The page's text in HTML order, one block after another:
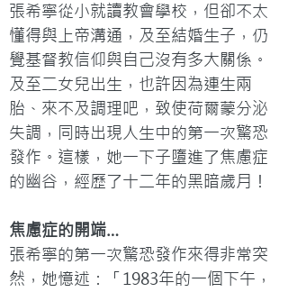
張希寧從小就讀教會學校，但卻不太
懂得與上帝溝通，及至結婚生子，仍
覺基督教信仰與自己沒有多大關係。
及至二女兒出生，也許因為連生兩
胎、來不及調理吧，致使荷爾蒙分泌
失調，同時出現人生中的第一次驚恐
發作。這樣，她一下子墮進了焦慮症
的幽谷，經歷了十二年的黑暗歲月！
焦慮症的開端…
張希寧的第一次驚恐發作來得非常突
然，她憶述：「1983年的一個下午，